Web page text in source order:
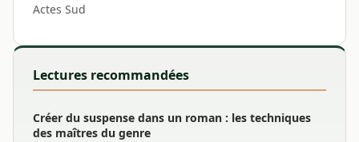
Actes Sud
Lectures recommandées
Créer du suspense dans un roman : les techniques
des maîtres du genre